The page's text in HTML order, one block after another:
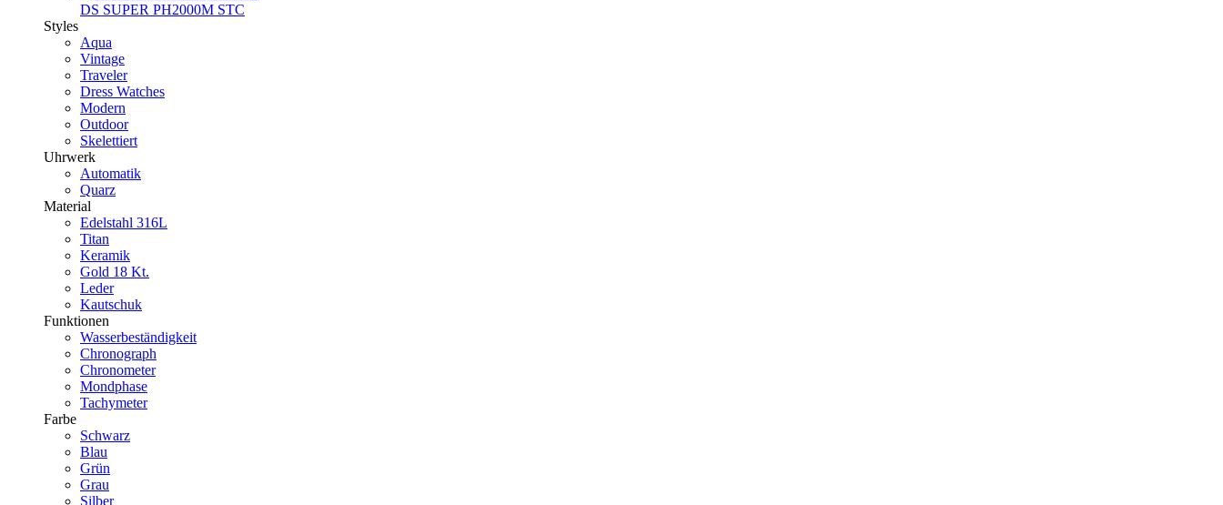
DS SUPER PH2000M STC
Styles
Aqua
Vintage
Traveler
Dress Watches
Modern
Outdoor
Skelettiert
Uhrwerk
Automatik
Quarz
Material
Edelstahl 316L
Titan
Keramik
Gold 18 Kt.
Leder
Kautschuk
Funktionen
Wasserbeständigkeit
Chronograph
Chronometer
Mondphase
Tachymeter
Farbe
Schwarz
Blau
Grün
Grau
Silber